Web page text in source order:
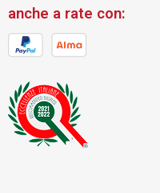
anche a rate con: